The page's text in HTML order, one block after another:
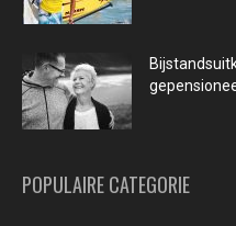
POPULAIRE CATEGORIE